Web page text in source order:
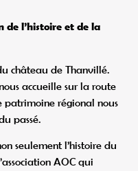
de l’histoire et de la
château de Thanvillé.
accueille sur la route
patrimoine régional nous
passé.
seulement l’histoire du
AOC qui